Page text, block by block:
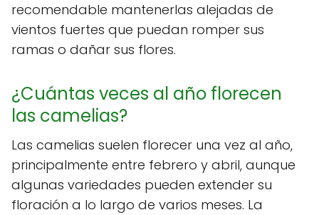
recomendable mantenerlas alejadas de
vientos fuertes que puedan romper sus
ramas o dañar sus flores.
¿Cuántas veces al año florecen
las camelias?
Las camelias suelen florecer una vez al año,
principalmente entre febrero y abril, aunque
algunas variedades pueden extender su
floración a lo largo de varios meses. La